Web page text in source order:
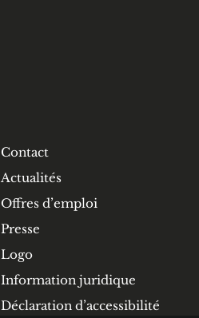
Contact
Actualités
Offres d’emploi
Presse
Logo
Information juridique
Déclaration d’accessibilité